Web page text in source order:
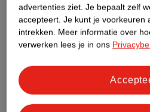
Dit product
Impact Score.
Meer
Bestel & Bezorginformatie
advertenties ziet. Je bepaalt zelf
accepteert. Je kunt je voorkeuren
intrekken. Meer informatie over
verwerken lees je in ons